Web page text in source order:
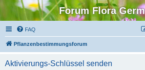
Forum Flora
FAQ
Pflanzenbestimmungsforum
Aktivierungs-Schlüssel senden